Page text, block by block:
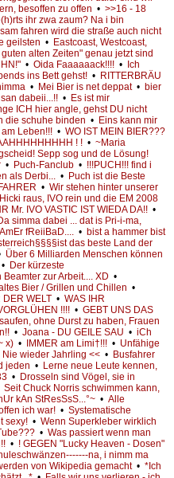
besoffen zu offen • >>16 - 18
ihr zwa zaum? Na i bin
fahren wird die straße auch nicht
geilsten • Eastcoast, Westcoast,
guten alten Zeiten" genau jetzt sind
• Oida Faaaaaack!!!! •
Ich
ins Bett gehst! • RITTERBRÄU
• Mei Bier is net deppat • bier
dabeii...!! • Es ist mir
ICH hier angle, gehst DU nicht
die schuhe binden • Eins kann mir
Leben!!! • WO IST MEIN BIER???
! ! • ~Maria
Sepp sog und de Lösung!
• Puch-Fanclub • !!!PUCH!!! find i
als Derbi... • Puch ist die Beste
• Wir stehen hinter unserer
Hicki raus, IVO rein und die EM 2008
Mr. IVO VASTIC IST WIEDA DA!! •
simma dabei ... dat is Pri-i-ma,
fReiiBaD.... • bist a hammer bist
das beste Land der
Über 6 Milliarden Menschen können
• Der kürzeste
Beamter zur Arbeit.... XD •
Bier / Grillen und Chillen •
DER WELT • WAS IHR
!!!! • GEBT UNS DAS
ohne Durst zu haben, Frauen
• Joana - DU GEILE SAU • iCh
x) • IMMER am Limi†!!! • Unfähige
Nie wieder Jahrling << • Busfahrer
jeden • Lerne neue Leute kennen,
• Drosseln sind Vögel, sie in
Seit Chuck Norris schwimmen kann,
kAn StResSsS...°~ • Alle
ich war! • Systematische
sexy! • Wenn Superkleber wirklich
• Was passiert wenn man
• ! GEGEN "Lucky Heaven - Dosen"
na, i nimm ma
von Wikipedia gemacht • *Ich